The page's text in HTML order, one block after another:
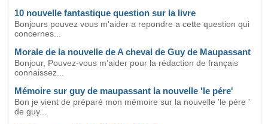
10 nouvelle fantastique question sur la livre
Bonjours pouvez vous m'aider a repondre a cette question qui
concernes...
Morale de la nouvelle de A cheval de Guy de Maupassant
Bonjour, Pouvez-vous m’aider pour la rédaction de français
connaissez...
Mémoire sur guy de maupassant la nouvelle 'le pére'
Bon je vient de préparé mon mémoire sur la nouvelle 'le pére '
de guy...